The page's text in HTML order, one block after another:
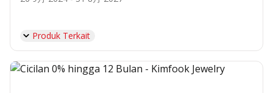
Produk Terkait